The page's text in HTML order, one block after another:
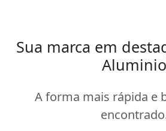
Sua marca em
Aluminio
A forma mais rápida e